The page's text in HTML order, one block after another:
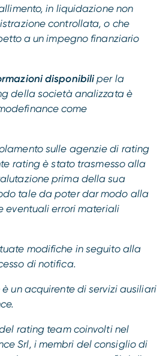
in liquidazione non
controllata, o che
a un impegno finanziario
disponibiliper la
della società analizzata è
come
sulle agenzie di rating
rating è stato trasmesso alla
prima della sua
tale da poter dar modo alla
eventuali errori materiali
modifiche in seguito alla
di notifica.
un acquirente di servizi ausiliari
rating team coinvolti nel
Srl, i membri del consiglio di